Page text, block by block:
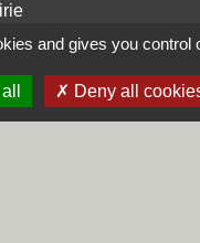
- FRANCE
90
and gives you control
Deny all